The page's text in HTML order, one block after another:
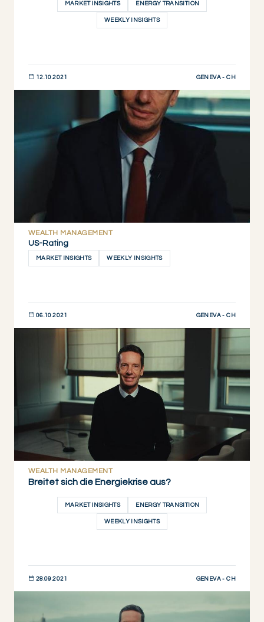
MARKET INSIGHTS ENERGY TRANSITION
WEEKLY INSIGHTS
12.10.2021 GENEVA - CH
WEALTH MANAGEMENT
US-Rating
MARKET INSIGHTS WEEKLY INSIGHTS
06.10.2021 GENEVA - CH
WEALTH MANAGEMENT
Breitet sich die Energiekrise aus?
MARKET INSIGHTS ENERGY TRANSITION
WEEKLY INSIGHTS
28.09.2021 GENEVA - CH